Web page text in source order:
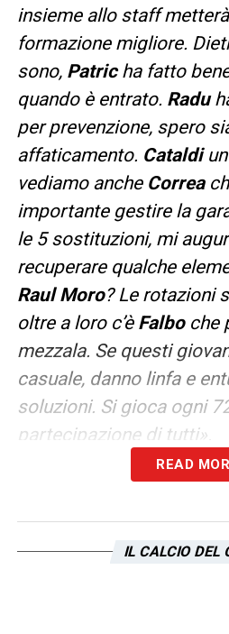
insieme allo staff
formazione migliore.
sono, Patricha fatto
quando è entrato. Radu
per prevenzione, spero
affaticamento. Cataldiun
vediamo anche Correa
importante gestire la
le 5 sostituzioni, mi
recuperare qualche
Raul Moro? Le rotazioni
oltre a loro c’è Falboche
mezzala. Se questi
casuale, danno linfa e
soluzioni. Si gioca ogni
partecipazione di tutti».
– «Sappiamo
sfortunato a Bergamo,
READ
IL CALCIO DEL